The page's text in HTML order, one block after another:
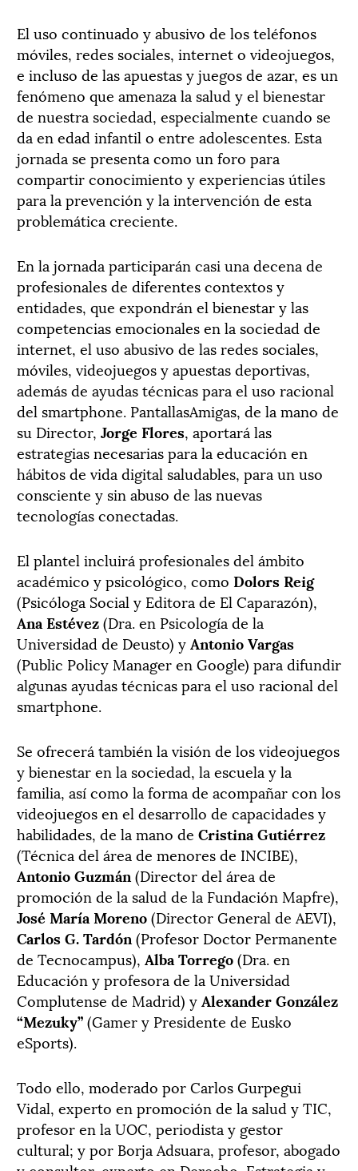
El uso continuado y abusivo de los teléfonos
móviles, redes sociales, internet o videojuegos,
e incluso de las apuestas y juegos de azar, es un
fenómeno que amenaza la salud y el bienestar
de nuestra sociedad, especialmente cuando se
da en edad infantil o entre adolescentes. Esta
jornada se presenta como un foro para
compartir conocimiento y experiencias útiles
para la prevención y la intervención de esta
problemática creciente.
En la jornada participarán casi una decena de
profesionales de diferentes contextos y
entidades, que expondrán el bienestar y las
competencias emocionales en la sociedad de
internet, el uso abusivo de las redes sociales,
móviles, videojuegos y apuestas deportivas,
además de ayudas técnicas para el uso racional
del smartphone. PantallasAmigas, de la mano de
su Director, Jorge Flores, aportará las
estrategias necesarias para la educación en
hábitos de vida digital saludables, para un uso
consciente y sin abuso de las nuevas
tecnologías conectadas.
El plantel incluirá profesionales del ámbito
académico y psicológico, como Dolors Reig
(Psicóloga Social y Editora de El Caparazón),
Ana Estévez(Dra. en Psicología de la
Universidad de Deusto) y Antonio Vargas
(Public Policy Manager en Google) para difundir
algunas ayudas técnicas para el uso racional del
smartphone.
Se ofrecerá también la visión de los videojuegos
y bienestar en la sociedad, la escuela y la
familia, así como la forma de acompañar con los
videojuegos en el desarrollo de capacidades y
habilidades, de la mano de Cristina Gutiérrez
(Técnica del área de menores de INCIBE),
Antonio Guzmán (Director del área de
promoción de la salud de la Fundación Mapfre),
José María Moreno(Director General de AEVI),
Carlos G. Tardón (Profesor Doctor Permanente
de Tecnocampus), Alba Torrego(Dra. en
Educación y profesora de la Universidad
Complutense de Madrid) y Alexander González
“Mezuky”(Gamer y Presidente de Eusko
eSports).
Todo ello, moderado por Carlos Gurpegui
Vidal, experto en promoción de la salud y TIC,
profesor en la UOC, periodista y gestor
cultural; y por Borja Adsuara, profesor, abogado